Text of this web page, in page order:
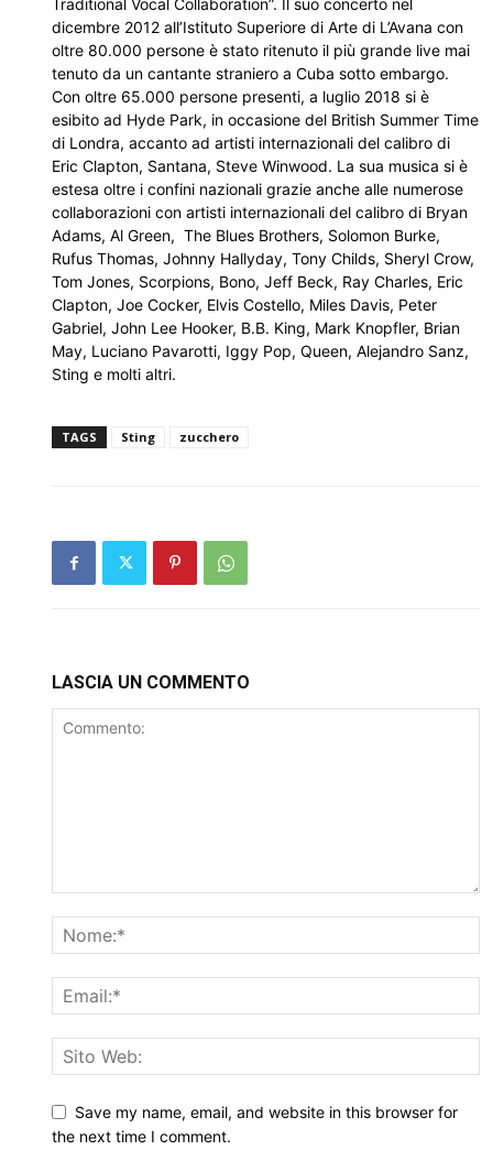
Traditional Vocal Collaboration”. Il suo concerto nel
dicembre 2012 all’Istituto Superiore di Arte di L’Avana con
oltre 80.000 persone è stato ritenuto il più grande live mai
tenuto da un cantante straniero a Cuba sotto embargo.
Con oltre 65.000 persone presenti, a luglio 2018 si è
esibito ad Hyde Park, in occasione del British Summer Time
di Londra, accanto ad artisti internazionali del calibro di
Eric Clapton, Santana, Steve Winwood. La sua musica si è
estesa oltre i confini nazionali grazie anche alle numerose
collaborazioni con artisti internazionali del calibro di Bryan
Adams, Al Green, The Blues Brothers, Solomon Burke,
Rufus Thomas, Johnny Hallyday, Tony Childs, Sheryl Crow,
Tom Jones, Scorpions, Bono, Jeff Beck, Ray Charles, Eric
Clapton, Joe Cocker, Elvis Costello, Miles Davis, Peter
Gabriel, John Lee Hooker, B.B. King, Mark Knopfler, Brian
May, Luciano Pavarotti, Iggy Pop, Queen, Alejandro Sanz,
Sting e molti altri.
TAGS Sting zucchero
LASCIA UN COMMENTO
Save my name, email, and website in this browser for
the next time I comment.